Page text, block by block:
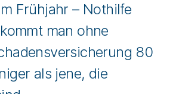
Frühjahr – Nothilfe
man ohne
80
als jene, die